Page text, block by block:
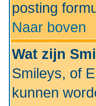
posting
Naar boven
Wat zijn
Smileys, of
kunnen